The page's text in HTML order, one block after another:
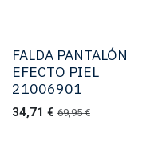
FALDA PANTALÓN
EFECTO PIEL
21006901
34,71 € 69,95€